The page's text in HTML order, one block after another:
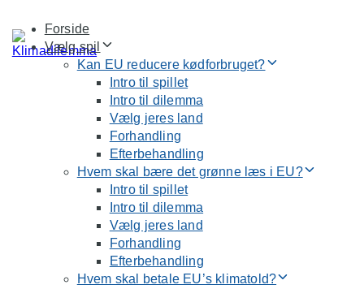
links
to
primary
Forside
Vælg spil
Kan EU reducere kødforbruget?
Intro til spillet
Intro til dilemma
Vælg jeres land
Forhandling
Efterbehandling
Hvem skal bære det grønne læs i EU?
Intro til spillet
Intro til dilemma
Vælg jeres land
Forhandling
Efterbehandling
Hvem skal betale EU’s klimatold?